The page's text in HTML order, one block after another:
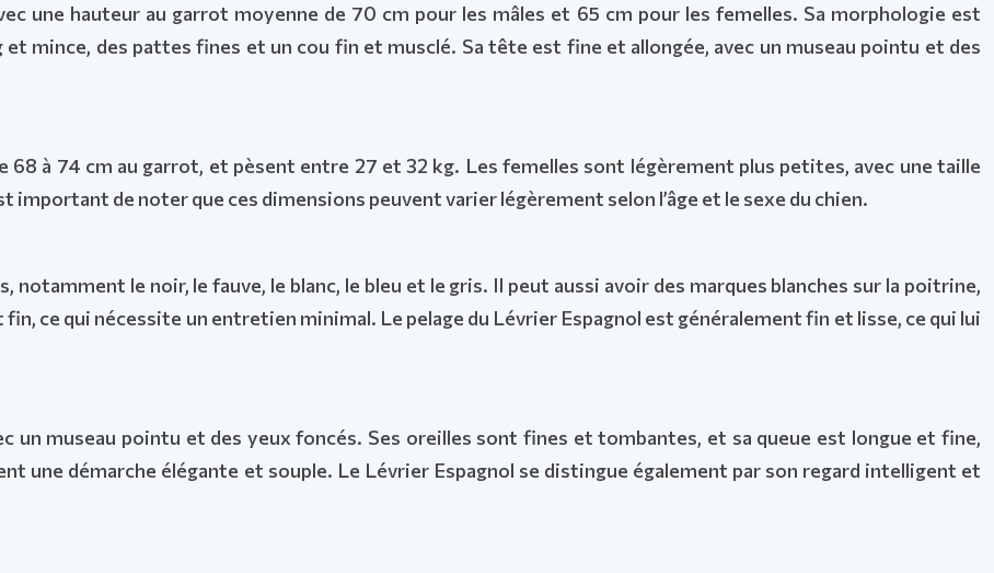
une hauteur au garrot moyenne de 70 cm pour les mâles et 65 cm pour les femelles. Sa morphologie est
et mince, des pattes fines et un cou fin et musclé. Sa tête est fine et allongée, avec un museau pointu et des
68 à 74 cm au garrot, et pèsent entre 27 et 32 kg. Les femelles sont légèrement plus petites, avec une taille
important de noter que ces dimensions peuvent varier légèrement selon l’âge et le sexe du chien.
notamment le noir, le fauve, le blanc, le bleu et le gris. Il peut aussi avoir des marques blanches sur la poitrine,
ce qui nécessite un entretien minimal. Le pelage du Lévrier Espagnol est généralement fin et lisse, ce qui lui
un museau pointu et des yeux foncés. Ses oreilles sont fines et tombantes, et sa queue est longue et fine,
une démarche élégante et souple. Le Lévrier Espagnol se distingue également par son regard intelligent et